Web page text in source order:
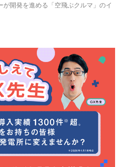
開発を進める「空飛ぶクルマ」のイ